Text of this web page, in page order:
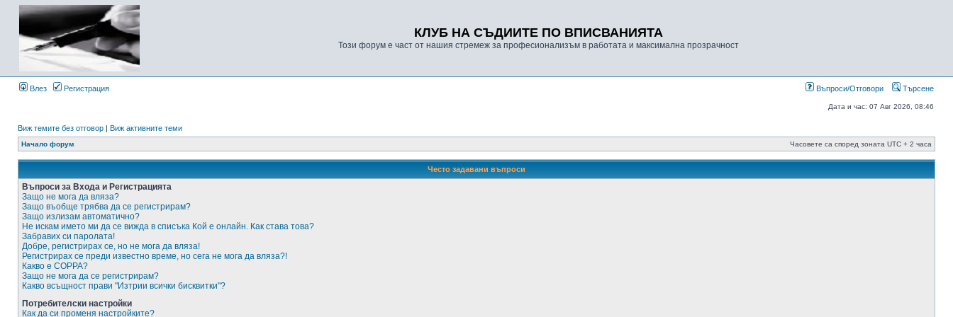
КЛУБ НА СЪДИИТЕ ПО ВПИСВАНИЯТА
Този форум е част от нашия стремеж за професионализъм в работата и максимална прозрачност
Влез Регистрация Въпроси/Отговори Търсене
Дата и час: 07 Авг 2026, 08:46
Виж темите без отговор | Виж активните теми
Начало форум Часовете са според зоната UTC + 2 часа
Често задавани въпроси
Въпроси за Входа и Регистрацията
Защо не мога да вляза?
Защо въобще трябва да се регистрирам?
Защо излизам автоматично?
Не искам името ми да се вижда в списъка Кой е онлайн. Как става това?
Забравих си паролата!
Добре, регистрирах се, но не мога да вляза!
Регистрирах се преди известно време, но сега не мога да вляза?!
Какво е COPPA?
Защо не мога да се регистрирам?
Какво всъщност прави "Изтрии всички бисквитки"?
Потребителски настройки
Как да си променя настройките?